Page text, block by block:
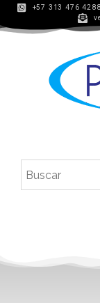
+57 313 476 4288